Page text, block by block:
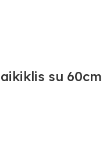
su 60cm